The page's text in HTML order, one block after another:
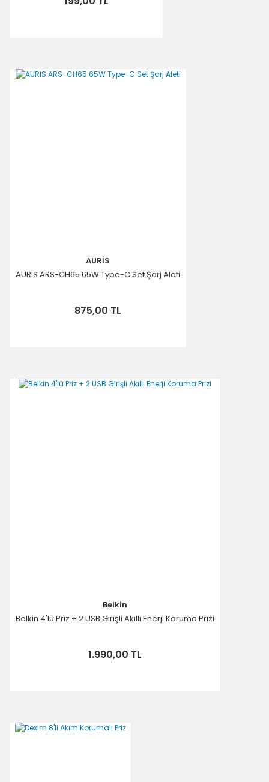
AURİS
AURIS ARS-CH65 65W Type-C Set Şarj Aleti
875,00 TL
Belkin
Belkin 4'lü Priz + 2 USB Girişli Akıllı Enerji Koruma Prizi
1.990,00 TL